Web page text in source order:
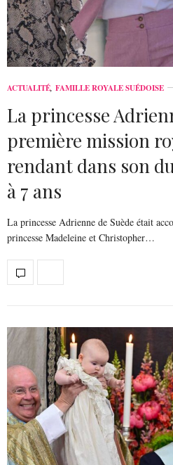
ACTUALITÉ, FAMILLE ROYALE SUÉDOISE
La princesse
première mission
rendant dans son
à 7 ans
La princesse Adrienne de Suède était
princesse Madeleine et Christopher…